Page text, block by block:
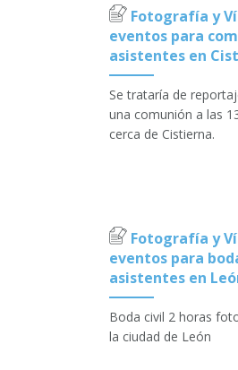
Fotografía y
eventos para
asistentes en
Se trataría de
una comunión a las
cerca de Cistierna.
Fotografía y
eventos para
asistentes en
Boda civil 2 horas
la ciudad de León